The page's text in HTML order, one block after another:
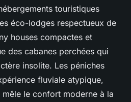
touristiques
éco-lodges respectueux de
houses compactes et
des cabanes perchées qui
insolite. Les péniches
fluviale atypique,
le confort moderne à la